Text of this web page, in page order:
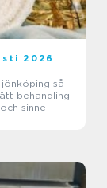
2026
så
behandling
sinne